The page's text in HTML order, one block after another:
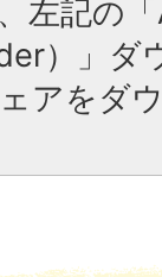
左記の
）」ダ
アをダ